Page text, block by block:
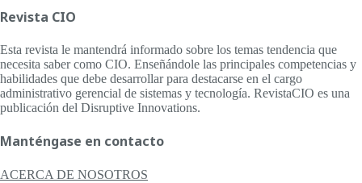
Revista CIO
Esta revista le mantendrá informado sobre los temas tendencia que
necesita saber como CIO. Enseñándole las principales competencias y
habilidades que debe desarrollar para destacarse en el cargo
administrativo gerencial de sistemas y tecnología. RevistaCIO es una
publicación del Disruptive Innovations.
Manténgase en contacto
ACERCA DE NOSOTROS